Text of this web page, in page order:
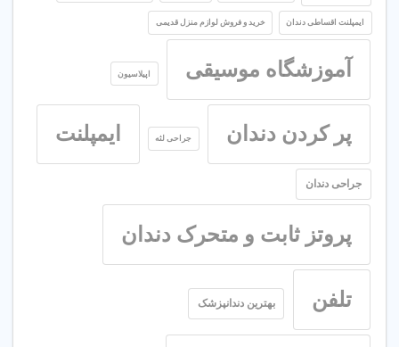
ایمپلنت اقساطی دندان خرید و فروش لوازم منزل قدیمی
آموزشگاه موسیقی اپیلاسیون
پر کردن دندان جراحی لثه ایمپلنت
جراحی دندان
پروتز ثابت و متحرک دندان
تلفن بهترین دندانپزشک